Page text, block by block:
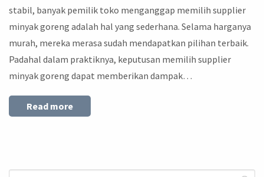
stabil, banyak pemilik toko menganggap memilih supplier
minyak goreng adalah hal yang sederhana. Selama harganya
murah, mereka merasa sudah mendapatkan pilihan terbaik.
Padahal dalam praktiknya, keputusan memilih supplier
minyak goreng dapat memberikan dampak…
Read more